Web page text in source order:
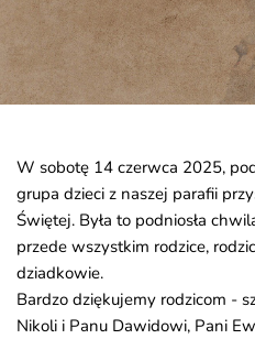
W sobotę 14 czerwca 2025,
grupa dzieci z naszej parafii
Świętej. Była to podniosła
przede wszystkim rodzice,
dziadkowie.
Bardzo dziękujemy rodzicom -
Nikoli i Panu Dawidowi, Pani